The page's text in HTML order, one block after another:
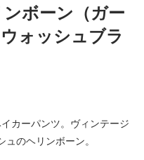
ボーン（ガー
ォッシュブラ
カーパンツ。ヴィンテージ
のヘリンボーン。